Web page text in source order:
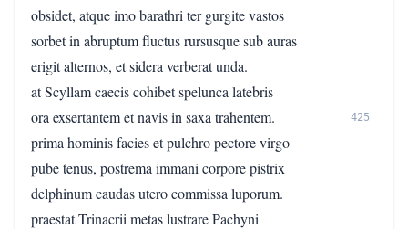
obsidet, atque imo barathri ter gurgite vastos
sorbet in abruptum fluctus rursusque sub auras
erigit alternos, et sidera verberat unda.
at Scyllam caecis cohibet spelunca latebris
ora exsertantem et navis in saxa trahentem.
425
prima hominis facies et pulchro pectore virgo
pube tenus, postrema immani corpore pistrix
delphinum caudas utero commissa luporum.
praestat Trinacrii metas lustrare Pachyni